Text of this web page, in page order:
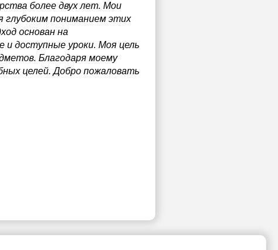
более двух лет. Мои
глубоким пониманием этих
основан на
и доступные уроки. Моя цель
Благодаря моему
целей. Добро пожаловать